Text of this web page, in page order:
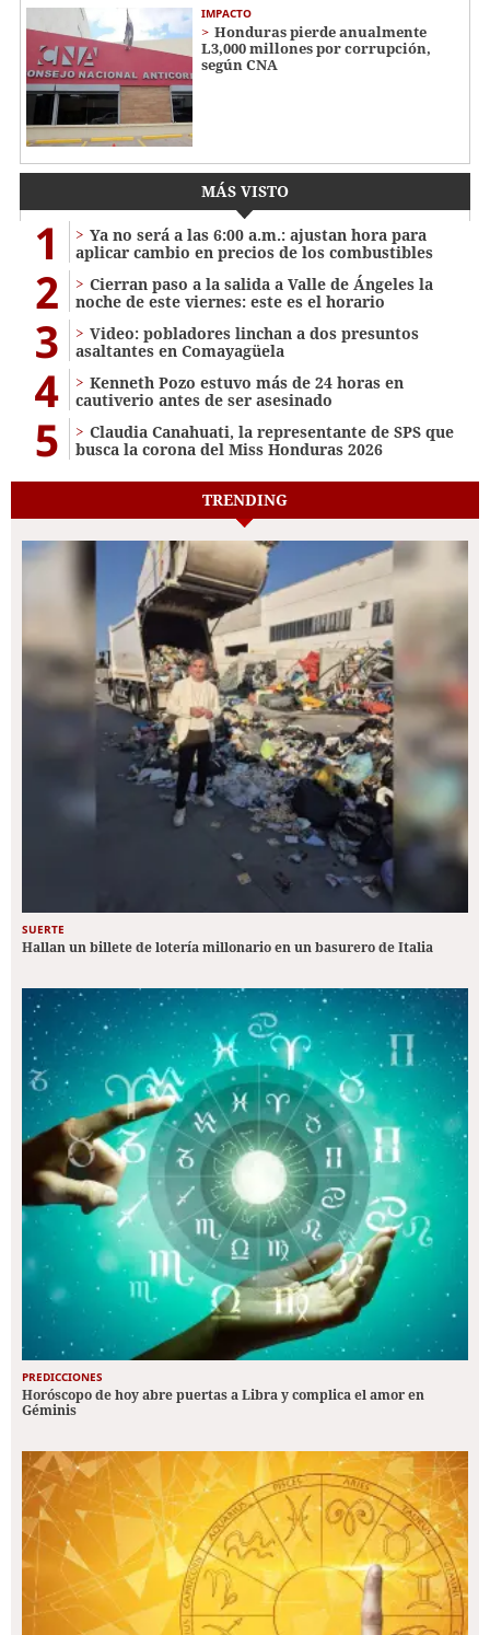
IMPACTO
Honduras pierde anualmente
L3,000 millones por corrupción,
según CNA
MÁS VISTO
1
Ya no será a las 6:00 a.m.: ajustan hora para
aplicar cambio en precios de los combustibles
2
Cierran paso a la salida a Valle de Ángeles la
noche de este viernes: este es el horario
3
Video: pobladores linchan a dos presuntos
asaltantes en Comayagüela
4
Kenneth Pozo estuvo más de 24 horas en
cautiverio antes de ser asesinado
5
Claudia Canahuati, la representante de SPS que
busca la corona del Miss Honduras 2026
TRENDING
SUERTE
Hallan un billete de lotería millonario en un basurero de Italia
PREDICCIONES
Horóscopo de hoy abre puertas a Libra y complica el amor en
Géminis